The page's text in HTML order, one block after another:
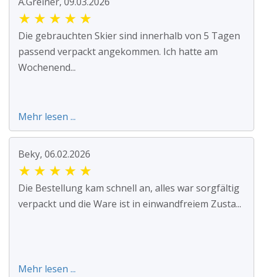
★ ★ ★ ★ ★
Die gebrauchten Skier sind innerhalb von 5 Tagen
passend verpackt angekommen. Ich hatte am
Wochenend...
Mehr lesen ...
Beky, 06.02.2026
★ ★ ★ ★ ★
Die Bestellung kam schnell an, alles war sorgfältig
verpackt und die Ware ist in einwandfreiem Zusta...
Mehr lesen ...